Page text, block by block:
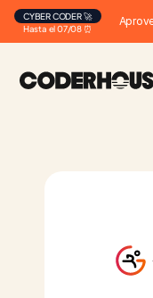
Hasta el 07/08 ⏰
CYBER CODER 🚀